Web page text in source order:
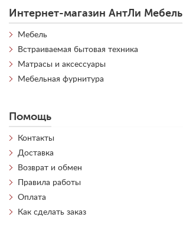
Интернет-магазин АнтЛи Мебель
Мебель
Встраиваемая бытовая техника
Матрасы и аксессуары
Мебельная фурнитура
Помощь
Контакты
Доставка
Возврат и обмен
Правила работы
Оплата
Как сделать заказ